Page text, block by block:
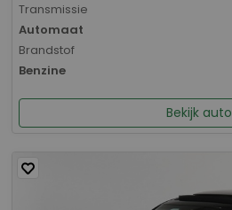
Transmissie
Automaat
Brandstof
Benzine
Bekijk auto